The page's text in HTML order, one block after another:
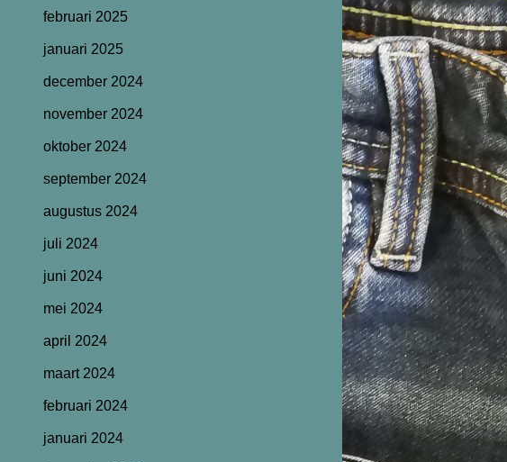
februari 2025
januari 2025
december 2024
november 2024
oktober 2024
september 2024
augustus 2024
juli 2024
juni 2024
mei 2024
april 2024
maart 2024
februari 2024
januari 2024